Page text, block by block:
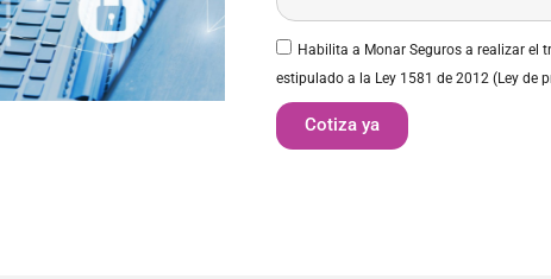
Habilita a Monar Seguros a realizar el
estipulado a la Ley 1581 de 2012 (Ley de
Cotiza ya